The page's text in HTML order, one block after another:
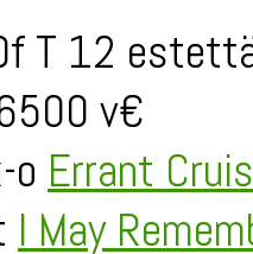
T 12
v€
o Errant
I May